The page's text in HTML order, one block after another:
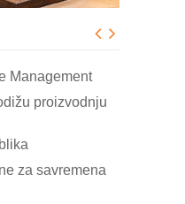
u
i vetroparkovima
Management
proizvodnju
za savremena